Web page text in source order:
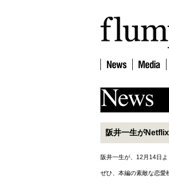
阪井一生が
阪井一生が、12月14日
ぜひ、本編の素敵な恋愛